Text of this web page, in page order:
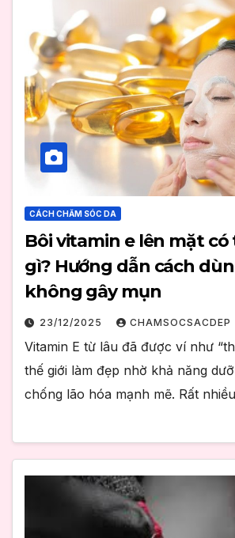
CÁCH CHĂM SÓC DA
Bôi vitamin e lên mặt
gì? Hướng dẫn cách
không gây mụn
23/12/2025 CHAMSOCSACDEP
Vitamin E từ lâu đã được ví như
thế giới làm đẹp nhờ khả năng
chống lão hóa mạnh mẽ. Rất